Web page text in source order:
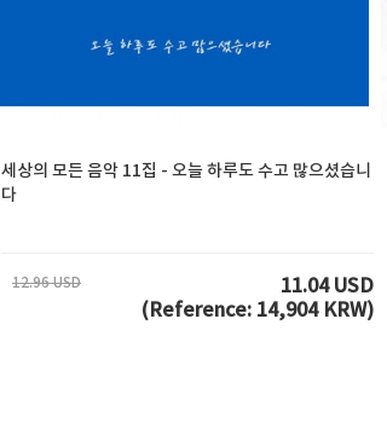
세상의 모든 음악 11집 - 오늘 하루도 수고 많으셨습니
다
12.96 USD
11.04 USD
(Reference: 14,904 KRW)